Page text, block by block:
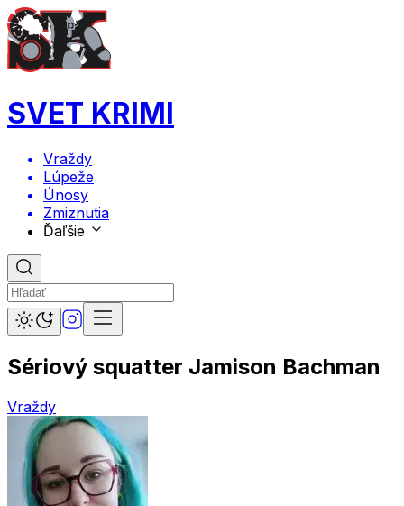
SVET KRIMI
Vraždy
Lúpeže
Únosy
Zmiznutia
Ďaľšie
Sériový squatter Jamison Bachman
Vraždy